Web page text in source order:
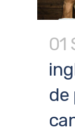
01
de